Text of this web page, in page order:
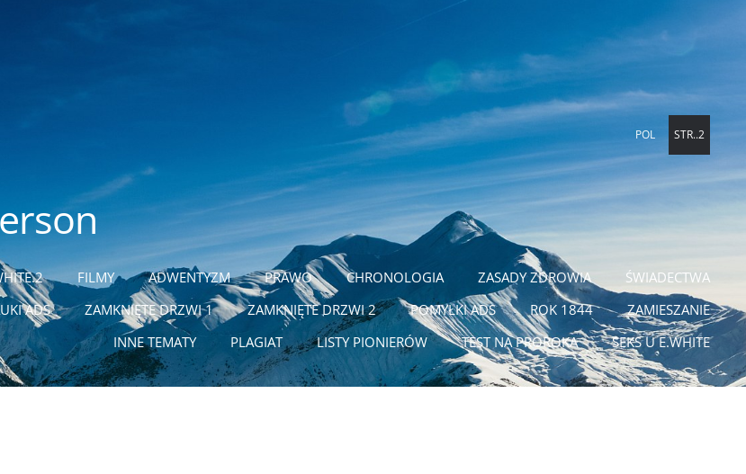
FILMY ADWENTYZM PRAWO CHRONOLOGIA ZASADY ZDROWIA
ŚWIADECTWA
ADS ZAMKNIĘTE DRZWI 1 ZAMKNIĘTE DRZWI 2 POMYŁKI ADS ROK 1844
ZAMIESZANIE
INNE TEMATY
PLAGIAT LISTY PIONIERÓW TEST NA PROROKA SEKS U E.WHITE
POL STR..2